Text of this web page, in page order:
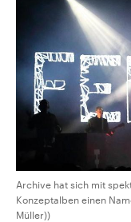
Archive hat sich mit
Konzeptalben einen
Müller))